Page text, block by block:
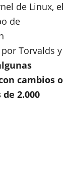
de Linux, el
de
Torvalds y
cambios o
2.000